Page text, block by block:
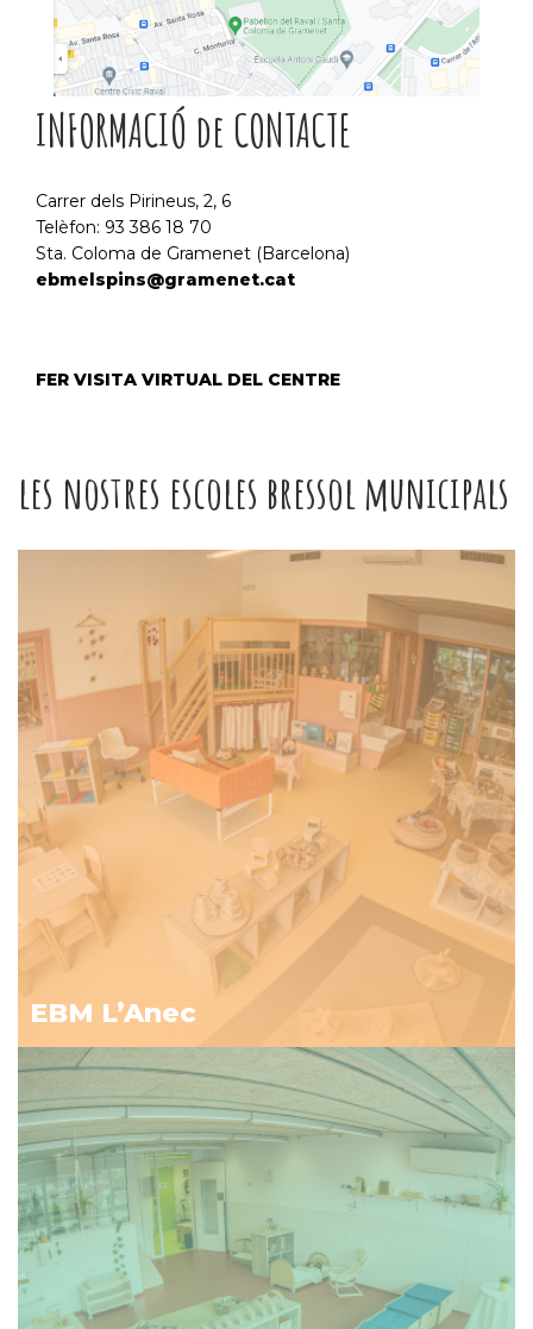
INFORMACIÓ de CONTACTE
Carrer dels Pirineus, 2, 6
Telèfon: 93 386 18 70
Sta. Coloma de Gramenet (Barcelona)
ebmelspins@gramenet.cat
FER VISITA VIRTUAL DEL CENTRE
les nostres escoles bressol municipals
EBM L’Anec